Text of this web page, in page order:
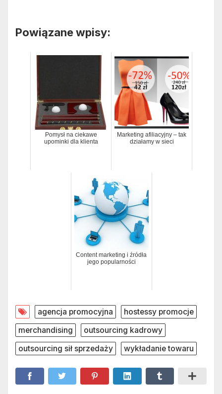
Powiązane wpisy:
Pomysł na ciekawe
upominki dla klienta
Marketing afiliacyjny – tak
działamy w sieci
Content marketing i źródła
jego popularności
agencja promocyjna
hostessy promocje
merchandising
outsourcing kadrowy
outsourcing sił sprzedaży
wykładanie towaru